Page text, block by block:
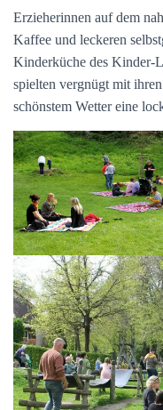
Erzieherinnen auf dem
Kaffee und leckeren
Kinderküche des Kinder-
spielten vergnügt mit
schönstem Wetter eine